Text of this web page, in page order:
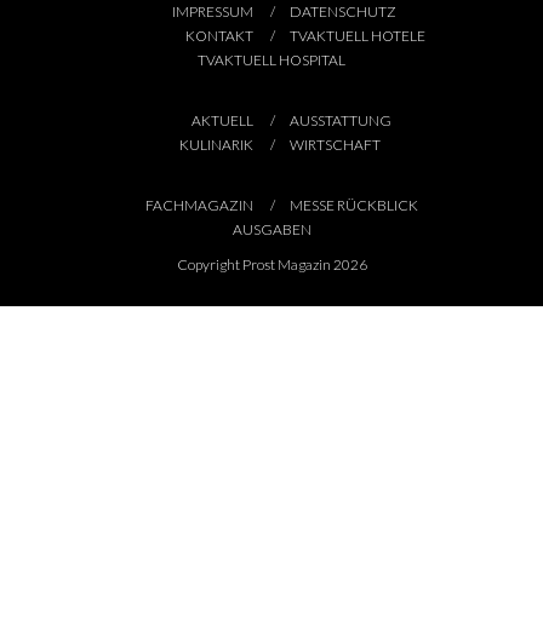
IMPRESSUM
DATENSCHUTZ
KONTAKT
TVAKTUELL HOTELE
TVAKTUELL HOSPITAL
AKTUELL
AUSSTATTUNG
KULINARIK
WIRTSCHAFT
FACHMAGAZIN
MESSE RÜCKBLICK
AUSGABEN
Copyright Prost Magazin 2026